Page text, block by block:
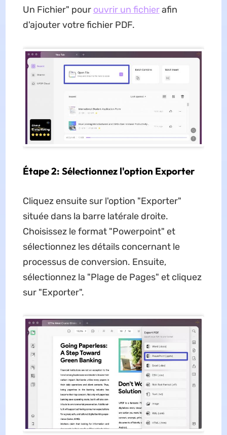
Un Fichier" pour ouvrir un fichierafin
d'ajouter votre fichier PDF.
Étape 2: Sélectionnez l'option Exporter
Cliquez ensuite sur l'option "Exporter"
située dans la barre latérale droite.
Choisissez le format "Powerpoint" et
sélectionnez les détails concernant le
processus de conversion. Ensuite,
sélectionnez la "Plage de Pages" et cliquez
sur "Exporter".